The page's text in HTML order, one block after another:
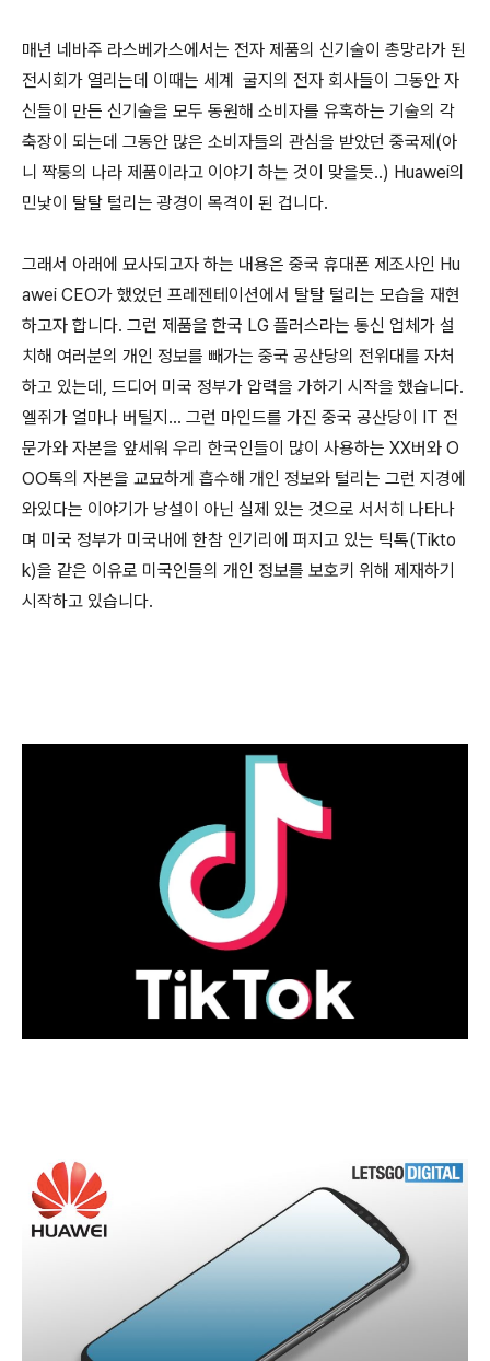
매년 네바주 라스베가스에서는 전자 제품의 신기술이 총망라가 된
전시회가 열리는데 이때는 세계 굴지의 전자 회사들이 그동안 자
신들이 만든 신기술을 모두 동원해 소비자를 유혹하는 기술의 각
축장이 되는데 그동안 많은 소비자들의 관심을 받았던 중국제(아
니 짝퉁의 나라 제품이라고 이야기 하는 것이 맞을듯..) Huawei의
민낯이 탈탈 털리는 광경이 목격이 된 겁니다.
그래서 아래에 묘사되고자 하는 내용은 중국 휴대폰 제조사인 Hu
awei CEO가 했었던 프레젠테이션에서 탈탈 털리는 모습을 재현
하고자 합니다. 그런 제품을 한국 LG 플러스라는 통신 업체가 설
치해 여러분의 개인 정보를 빼가는 중국 공산당의 전위대를 자처
하고 있는데, 드디어 미국 정부가 압력을 가하기 시작을 했습니다.
엘쥐가 얼마나 버틸지... 그런 마인드를 가진 중국 공산당이 IT 전
문가와 자본을 앞세워 우리 한국인들이 많이 사용하는 XX버와 O
OO톡의 자본을 교묘하게 흡수해 개인 정보와 털리는 그런 지경에
와있다는 이야기가 낭설이 아닌 실제 있는 것으로 서서히 나타나
며 미국 정부가 미국내에 한참 인기리에 퍼지고 있는 틱톡(Tikto
k)을 같은 이유로 미국인들의 개인 정보를 보호키 위해 제재하기
시작하고 있습니다.